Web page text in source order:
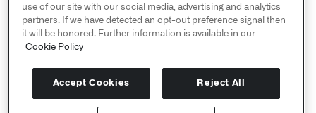
Cookies Statement ↗
Privacy Statement ↗
Terms of Use ↗
Do Not Sell or Share My Personal Information
use of our site with our social media, advertising and analytics
partners. If we have detected an opt-out preference signal then
it will be honored. Further information is available in our
Cookie Policy
Accept Cookies Reject All